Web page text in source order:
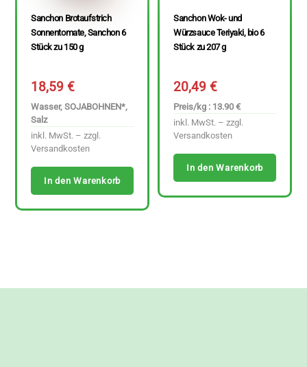
Sanchon Brotaufstrich
Sonnentomate, Sanchon 6
Stück zu 150 g
18,59€
Wasser, SOJABOHNEN*,
Salz
inkl. MwSt. – zzgl.
Versandkosten
In den Warenkorb
Sanchon Wok- und
Würzsauce Teriyaki, bio 6
Stück zu 207 g
20,49€
Preis/kg : 13.90 €
inkl. MwSt. – zzgl.
Versandkosten
In den Warenkorb